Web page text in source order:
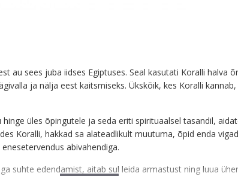
au sees juba iidses Egiptuses. Seal kasutati Koralli halva
ja nälja eest kaitsmiseks. Ükskõik, kes Koralli
üles õpingutele ja seda eriti spirituaalsel tasandil,
Koralli, hakkad sa alateadlikult muutuma, õpid enda
abivahendiga.
suhte edendamist, aitab sul leida armastust ning luua